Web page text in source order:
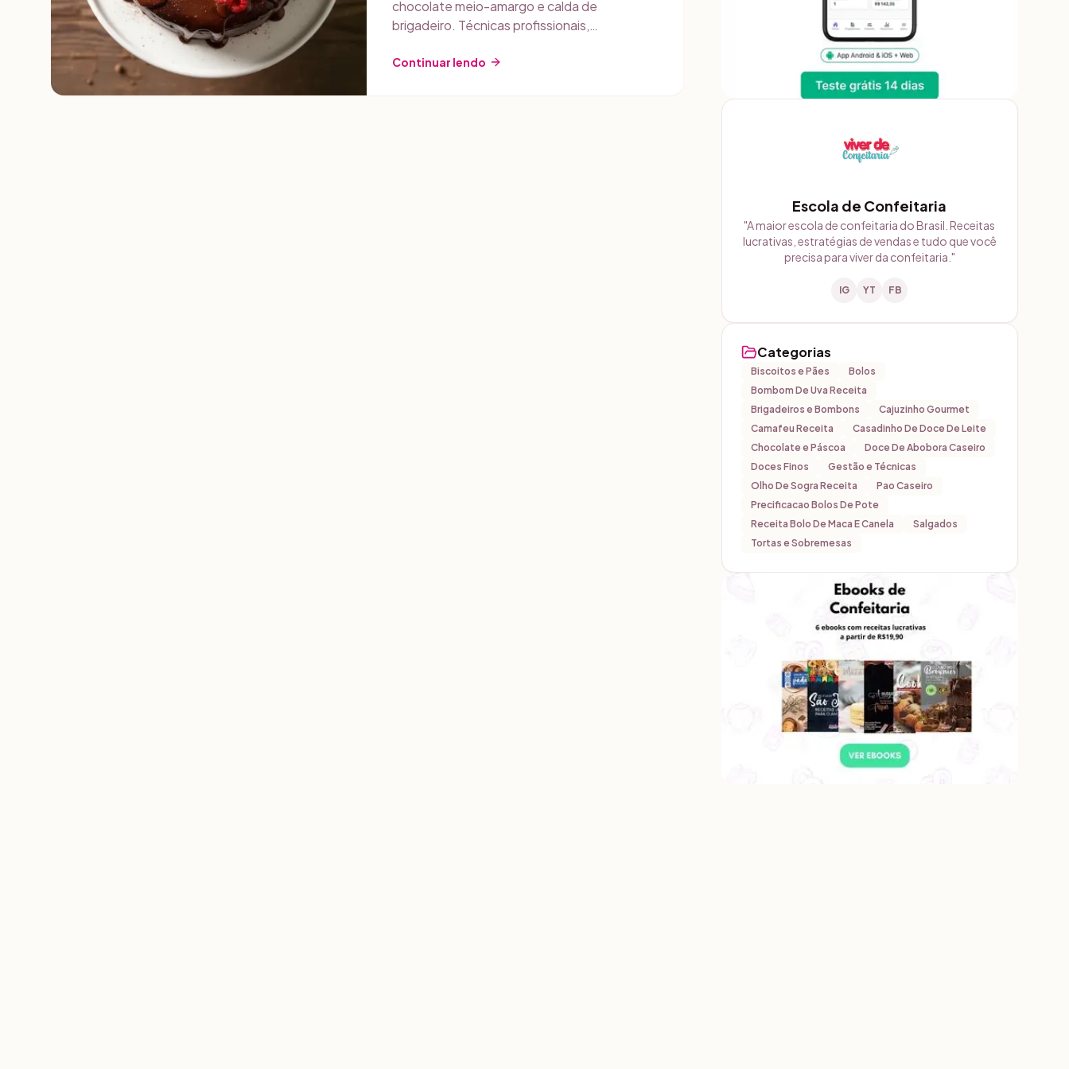
chocolate meio-amargo e calda de
brigadeiro. Técnicas profissionais,
venda.
Continuar lendo
Escola de Confeitaria
"A maior escola de confeitaria do Brasil. Receitas
lucrativas, estratégias de vendas e tudo que você
precisa para viver da confeitaria. "
IG YT FB
Categorias
Biscoitos e Pães
Bolos
Bombom De Uva Receita
Brigadeiros e Bombons
Cajuzinho Gourmet
Camafeu Receita
Casadinho De Doce De Leite
Chocolate e Páscoa
Doce De Abobora Caseiro
Doces Finos
Gestão e Técnicas
Olho De Sogra Receita
Pao Caseiro
Precificacao Bolos De Pote
Receita Bolo De Maca E Canela
Salgados
Tortas e Sobremesas